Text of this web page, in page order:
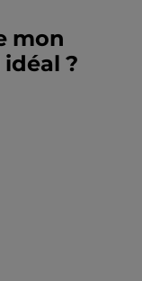
mon
?